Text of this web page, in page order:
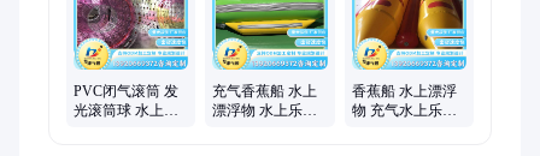
模、充气星球、长毛绒卡通气模
PVC闭气滚筒 发
光滚筒球 水上漂
充气香蕉船 水上
漂浮物 水上乐园
香蕉船 水上漂浮
物 充气水上乐园